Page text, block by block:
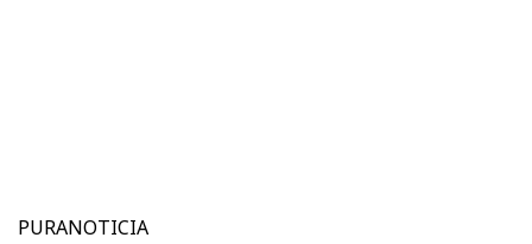
PURANOTICIA